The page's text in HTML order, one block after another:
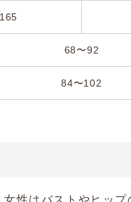
68〜92
84〜102
性はバストやヒッ